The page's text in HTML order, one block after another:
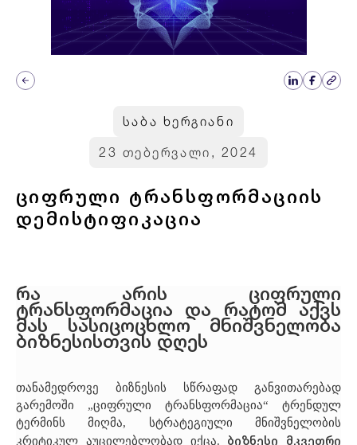
საბა ხერგიანი
23 თებერვალი, 2024
ციფრული ტრანსფორმაციის
დემისტიფიკაცია
რა არის ციფრული
ტრანსფორმაცია და რატომ აქვს
მას სასიცოცხლო მნიშვნელობა
ბიზნესისთვის დღეს
თანამედროვე ბიზნესის სწრაფად განვითარებად
გარემოში „ციფრული ტრანსფორმაცია“ ტრენდულ
ტერმინს მიღმა, სტრატეგიული მნიშვნელობის
კრიტიკულ აუცილებლობად იქცა. ბიზნესი მკვეთრი